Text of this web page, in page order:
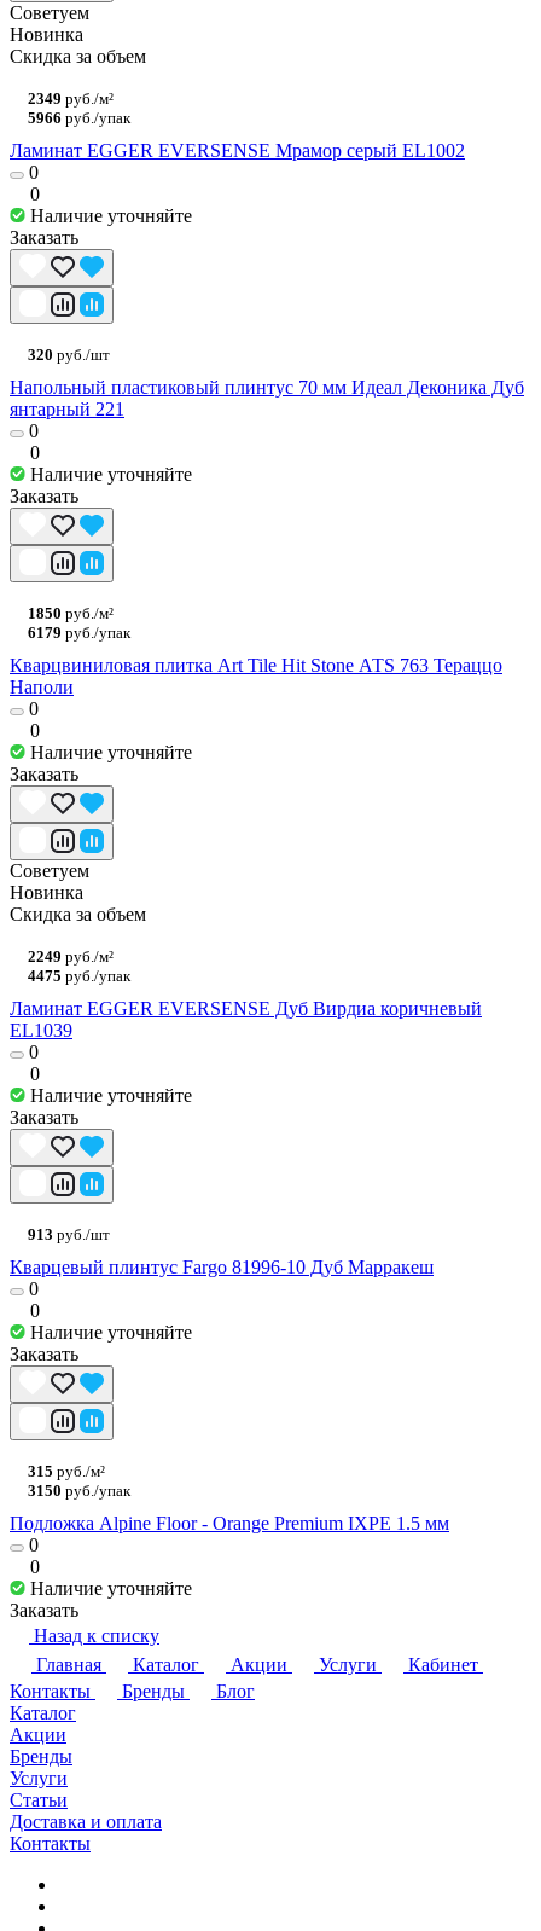
Советуем
Новинка
Скидка за объем
2349 руб./м²
5966 руб./упак
Ламинат EGGER EVERSENSE Мрамор серый EL1002
0
0
Наличие уточняйте
Заказать
320 руб./шт
Напольный пластиковый плинтус 70 мм Идеал Деконика Дуб
янтарный 221
0
0
Наличие уточняйте
Заказать
1850 руб./м²
6179 руб./упак
Кварцвиниловая плитка Art Tile Hit Stone АТS 763 Тераццо
Наполи
0
0
Наличие уточняйте
Заказать
Советуем
Новинка
Скидка за объем
2249 руб./м²
4475 руб./упак
Ламинат EGGER EVERSENSE Дуб Вирдиа коричневый
EL1039
0
0
Наличие уточняйте
Заказать
913 руб./шт
Кварцевый плинтус Fargo 81996-10 Дуб Марракеш
0
0
Наличие уточняйте
Заказать
315 руб./м²
3150 руб./упак
Подложка Alpine Floor - Orange Premium IXPE 1.5 мм
0
0
Наличие уточняйте
Заказать
Назад к списку
Главная
Каталог Акции Услуги
Кабинет
Контакты
Бренды
Блог
Каталог
Акции
Бренды
Услуги
Статьи
Доставка и оплата
Контакты